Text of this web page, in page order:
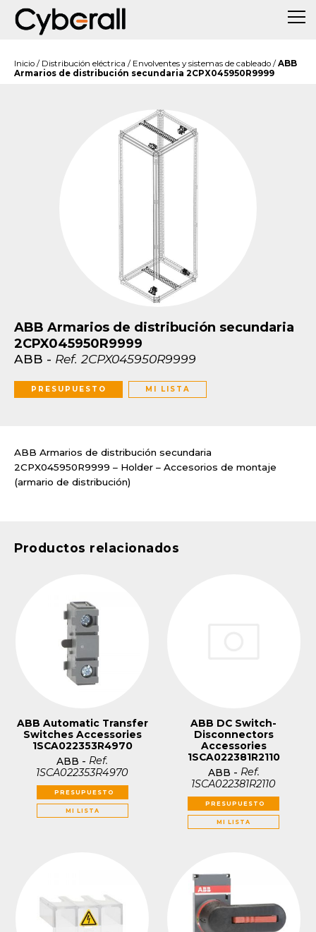
Inicio / Distribución eléctrica / Envolventes y sistemas de cableado / ABB
Armarios de distribución secundaria 2CPX045950R9999
ABB Armarios de distribución secundaria
2CPX045950R9999
ABB - Ref. 2CPX045950R9999
PRESUPUESTO MI LISTA
ABB Armarios de distribución secundaria
2CPX045950R9999 – Holder – Accesorios de montaje
(armario de distribución)
Productos relacionados
ABB Automatic Transfer
Switches Accessories
1SCA022353R4970
ABB - Ref.
1SCA022353R4970
PRESUPUESTO
MI LISTA
ABB DC Switch-
Disconnectors
Accessories
1SCA022381R2110
ABB - Ref.
1SCA022381R2110
PRESUPUESTO
MI LISTA